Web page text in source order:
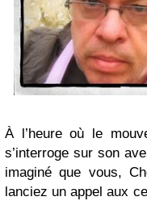
À l’heure où le
s’interroge sur son
imaginé que vous,
lanciez un appel aux